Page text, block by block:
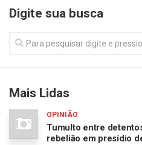
Digite sua busca
Mais Lidas
OPINIÃO
Tumulto entre
rebelião em presídio